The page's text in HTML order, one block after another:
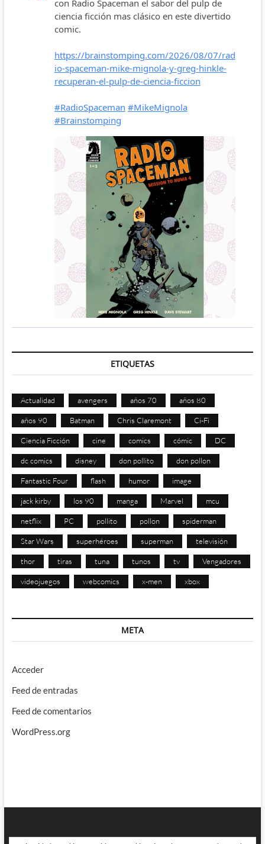
ETIQUETAS
Actualidad avengers años 70 años 80
años 90 Batman Chris Claremont Ci-Fi
Ciencia Ficción cine comics cómic DC
dc comics disney don pollito don pollon
Fantastic Four flash humor image
jack kirby los 90 manga Marvel mcu
netflix PC pollito pollon spiderman
Star Wars superhéroes superman televisión
thor tiras tuna tunos tv Vengadores
videojuegos webcomics x-men xbox
META
Acceder
Feed de entradas
Feed de comentarios
WordPress.org